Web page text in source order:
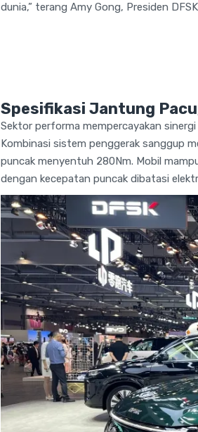
dunia,” terang Amy Gong, Presiden
Spesifikasi Jantung
Sektor performa mempercayakan
Kombinasi sistem penggerak sanggup
puncak menyentuh 280Nm. Mobil
dengan kecepatan puncak dibatasi